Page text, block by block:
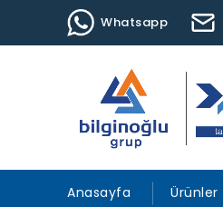
Whatsapp
Anasayfa Ürünler